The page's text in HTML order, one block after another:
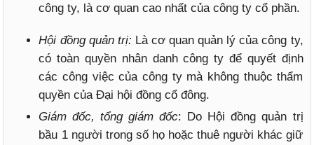
công ty, là cơ quan cao nhất của công ty cổ phần.
Hội đồng quản trị: Là cơ quan quản lý của công ty,
có toàn quyền nhân danh công ty để quyết định
các công việc của công ty mà không thuộc thẩm
quyền của Đại hội đồng cổ đông.
Giám đốc, tổng giám đốc: Do Hội đồng quản trị
bầu 1 người trong số họ hoặc thuê người khác giữ